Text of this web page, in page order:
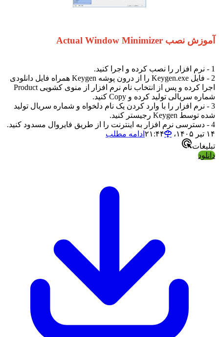
آموزش نصب Actual Window Minimizer
1 - نرم افزار را نصب کرده و اجرا کنید.
2 - فایل Keygen.exe را از درون پوشه Keygen همراه فایل دانلودی
اجرا کرده و پس از انتخاب نام نرم افزار از منوی کشویی Product
شماره سریالی تولید کرده و Copy کنید.
3 - نرم افزار را با وارد کردن یک نام دلخواه و شماره سریال تولید
شده توسط Keygen رجیستر کنید.
4 - دسترسی نرم افزار به اینترنت را از طریق فایروال مسدود کنید.
۱۴ تیر ۱۴۰۵،‏ ۲۱:۴۴
ادامه مطلب
تبلیغات
دانلود